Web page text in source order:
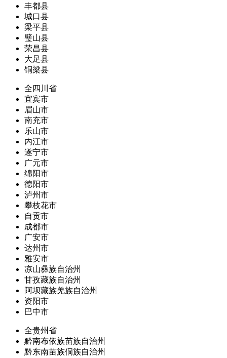
丰都县
城口县
梁平县
璧山县
荣昌县
大足县
铜梁县
全四川省
宜宾市
眉山市
南充市
乐山市
内江市
遂宁市
广元市
绵阳市
德阳市
泸州市
攀枝花市
自贡市
成都市
广安市
达州市
雅安市
凉山彝族自治州
甘孜藏族自治州
阿坝藏族羌族自治州
资阳市
巴中市
全贵州省
黔南布依族苗族自治州
黔东南苗族侗族自治州